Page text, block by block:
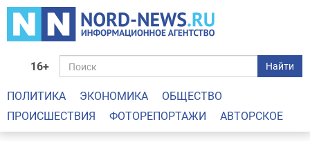
16+ Найти
ПОЛИТИКА ЭКОНОМИКА
ОБЩЕСТВО
ПРОИСШЕСТВИЯ
ФОТОРЕПОРТАЖИ АВТОРСКОЕ